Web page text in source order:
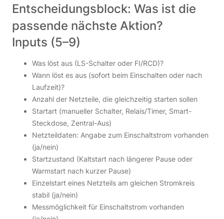
Entscheidungsblock: Was ist die
passende nächste Aktion?
Inputs (5–9)
Was löst aus (LS-Schalter oder FI/RCD)?
Wann löst es aus (sofort beim Einschalten oder nach
Laufzeit)?
Anzahl der Netzteile, die gleichzeitig starten sollen
Startart (manueller Schalter, Relais/Timer, Smart-
Steckdose, Zentral-Aus)
Netzteildaten: Angabe zum Einschaltstrom vorhanden
(ja/nein)
Startzustand (Kaltstart nach längerer Pause oder
Warmstart nach kurzer Pause)
Einzelstart eines Netzteils am gleichen Stromkreis
stabil (ja/nein)
Messmöglichkeit für Einschaltstrom vorhanden